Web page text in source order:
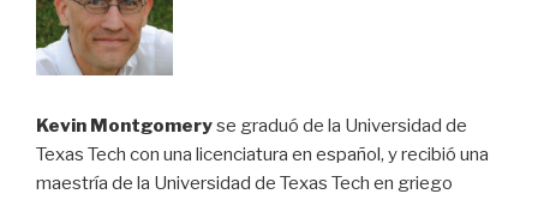
Kevin Montgomeryse graduó de la Universidad de
Texas Tech con una licenciatura en español, y recibió una
maestría de la Universidad de Texas Tech en griego